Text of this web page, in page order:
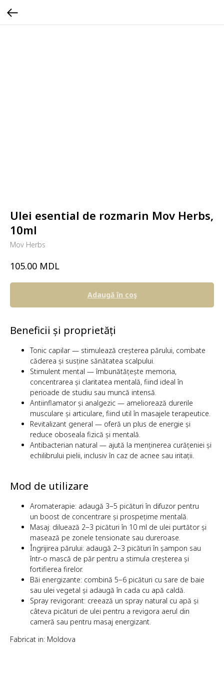
Ulei esential de rozmarin Mov Herbs,
10ml
Mov Herbs
105.00 MDL
Adaugă în coş
Beneficii și proprietăți
Tonic capilar — stimulează creșterea părului, combate
căderea și susține sănătatea scalpului.
Stimulent mental — îmbunătățește memoria,
concentrarea și claritatea mentală, fiind ideal în
perioade de studiu sau muncă intensă.
Antiinflamator și analgezic — ameliorează durerile
musculare și articulare, fiind util în masajele terapeutice.
Revitalizant general — oferă un plus de energie și
reduce oboseala fizică și mentală.
Antibacterian natural — ajută la menținerea curățeniei și
echilibrului pielii, inclusiv în caz de acnee sau iritații.
Mod de utilizare
Aromaterapie: adaugă 3−5 picături în difuzor pentru
un boost de concentrare și prospețime mentală.
Masaj: diluează 2−3 picături în 10 ml de ulei purtător și
masează pe zonele tensionate sau dureroase.
Îngrijirea părului: adaugă 2−3 picături în șampon sau
într-o mască de păr pentru a stimula creșterea și
fortifierea firelor.
Băi energizante: combină 5−6 picături cu sare de baie
sau ulei vegetal și adaugă în cada cu apă caldă.
Spray revigorant: creează un spray natural cu apă și
câteva picături de ulei pentru a revigora aerul din
cameră sau pentru masaj energizant.
Fabricat in: Moldova